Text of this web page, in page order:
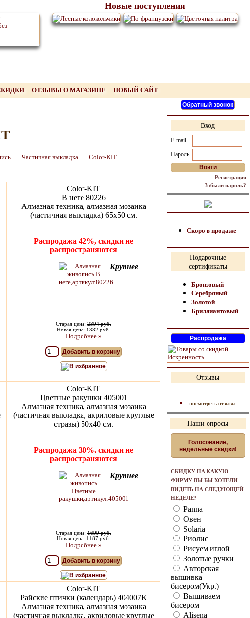
Новые поступления
ОТЗЫВЫ О МАГАЗИНЕ НОВЫЙ САЙТ
| Частичная выкладка | Color-KIT |
Color-KIT
В неге 80226
Алмазная техника, алмазная мозаика
(частичная выкладка) 65х50 см.
Распродажа 42%, скидки не
распространяются
Крупнее
Старая цена: 2394 руб.
Новая цена: 1382 руб.
Подробнее »
Добавить в корзину
В избранное
Color-KIT
Цветные ракушки 405001
Алмазная техника, алмазная мозаика
(частичная выкладка, акриловые круглые
стразы) 50x40 см.
Распродажа 30%, скидки не
распространяются
Крупнее
Старая цена: 1699 руб.
Новая цена: 1187 руб.
Подробнее »
Добавить в корзину
В избранное
Color-KIT
Райские птички (календарь) 404007K
Алмазная техника, алмазная мозаика
(частичная выкладка, акриловые круглые
Вход
E-mail
Пароль
Регистрация
Забыли пароль?
Скоро в продаже
Подарочные
сертификаты
Бронзовый
Серебряный
Золотой
Бриллиантовый
Отзывы
посмотреть отзывы
Наши опросы
Голосование,
недельные скидки!
СКИДКУ НА КАКУЮ
ФИРМУ ВЫ БЫ ХОТЕЛИ
ВИДЕТЬ НА СЛЕДУЮЩЕЙ
НЕДЕЛЕ?
Panna
Овен
Solaria
Риолис
Рисуем иглой
Золотые ручки
Авторская
вышивка
бисером(Укр.)
Вышиваем
бисером
Alisena